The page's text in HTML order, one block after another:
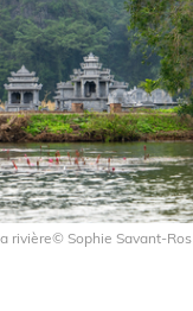
rivière© Sophie Savant-Ros